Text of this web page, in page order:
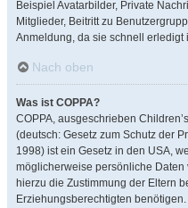
Beispiel Avatarbilder, Private
Mitglieder, Beitritt zu
Anmeldung, da sie schnell
Nach oben
Was ist COPPA?
COPPA, ausgeschrieben
(deutsch: Gesetz zum Schutz der
1998) ist ein Gesetz in den USA,
möglicherweise persönliche
hierzu die Zustimmung der Eltern
Erziehungsberechtigten